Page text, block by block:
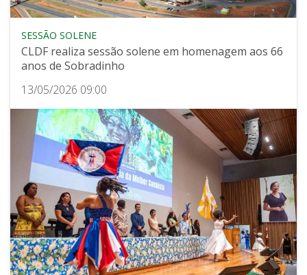
SESSÃO SOLENE
CLDF realiza sessão solene em homenagem aos 66
anos de Sobradinho
13/05/2026 09:00